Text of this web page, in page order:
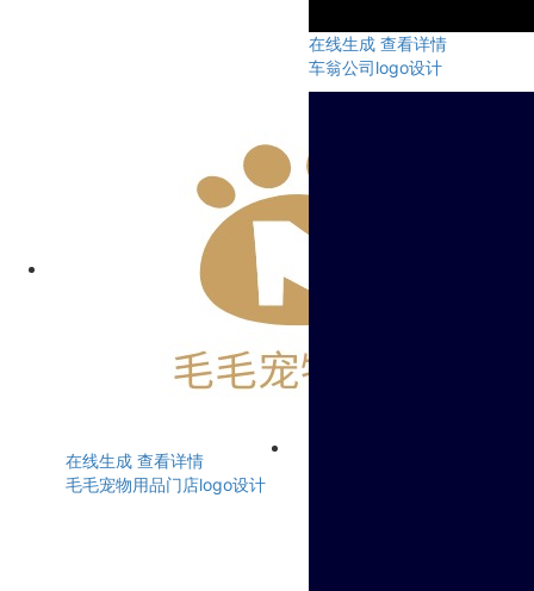
在线生成 查看详情
车翁公司logo设计
在线生成 查看详情
毛毛宠物用品门店logo设计